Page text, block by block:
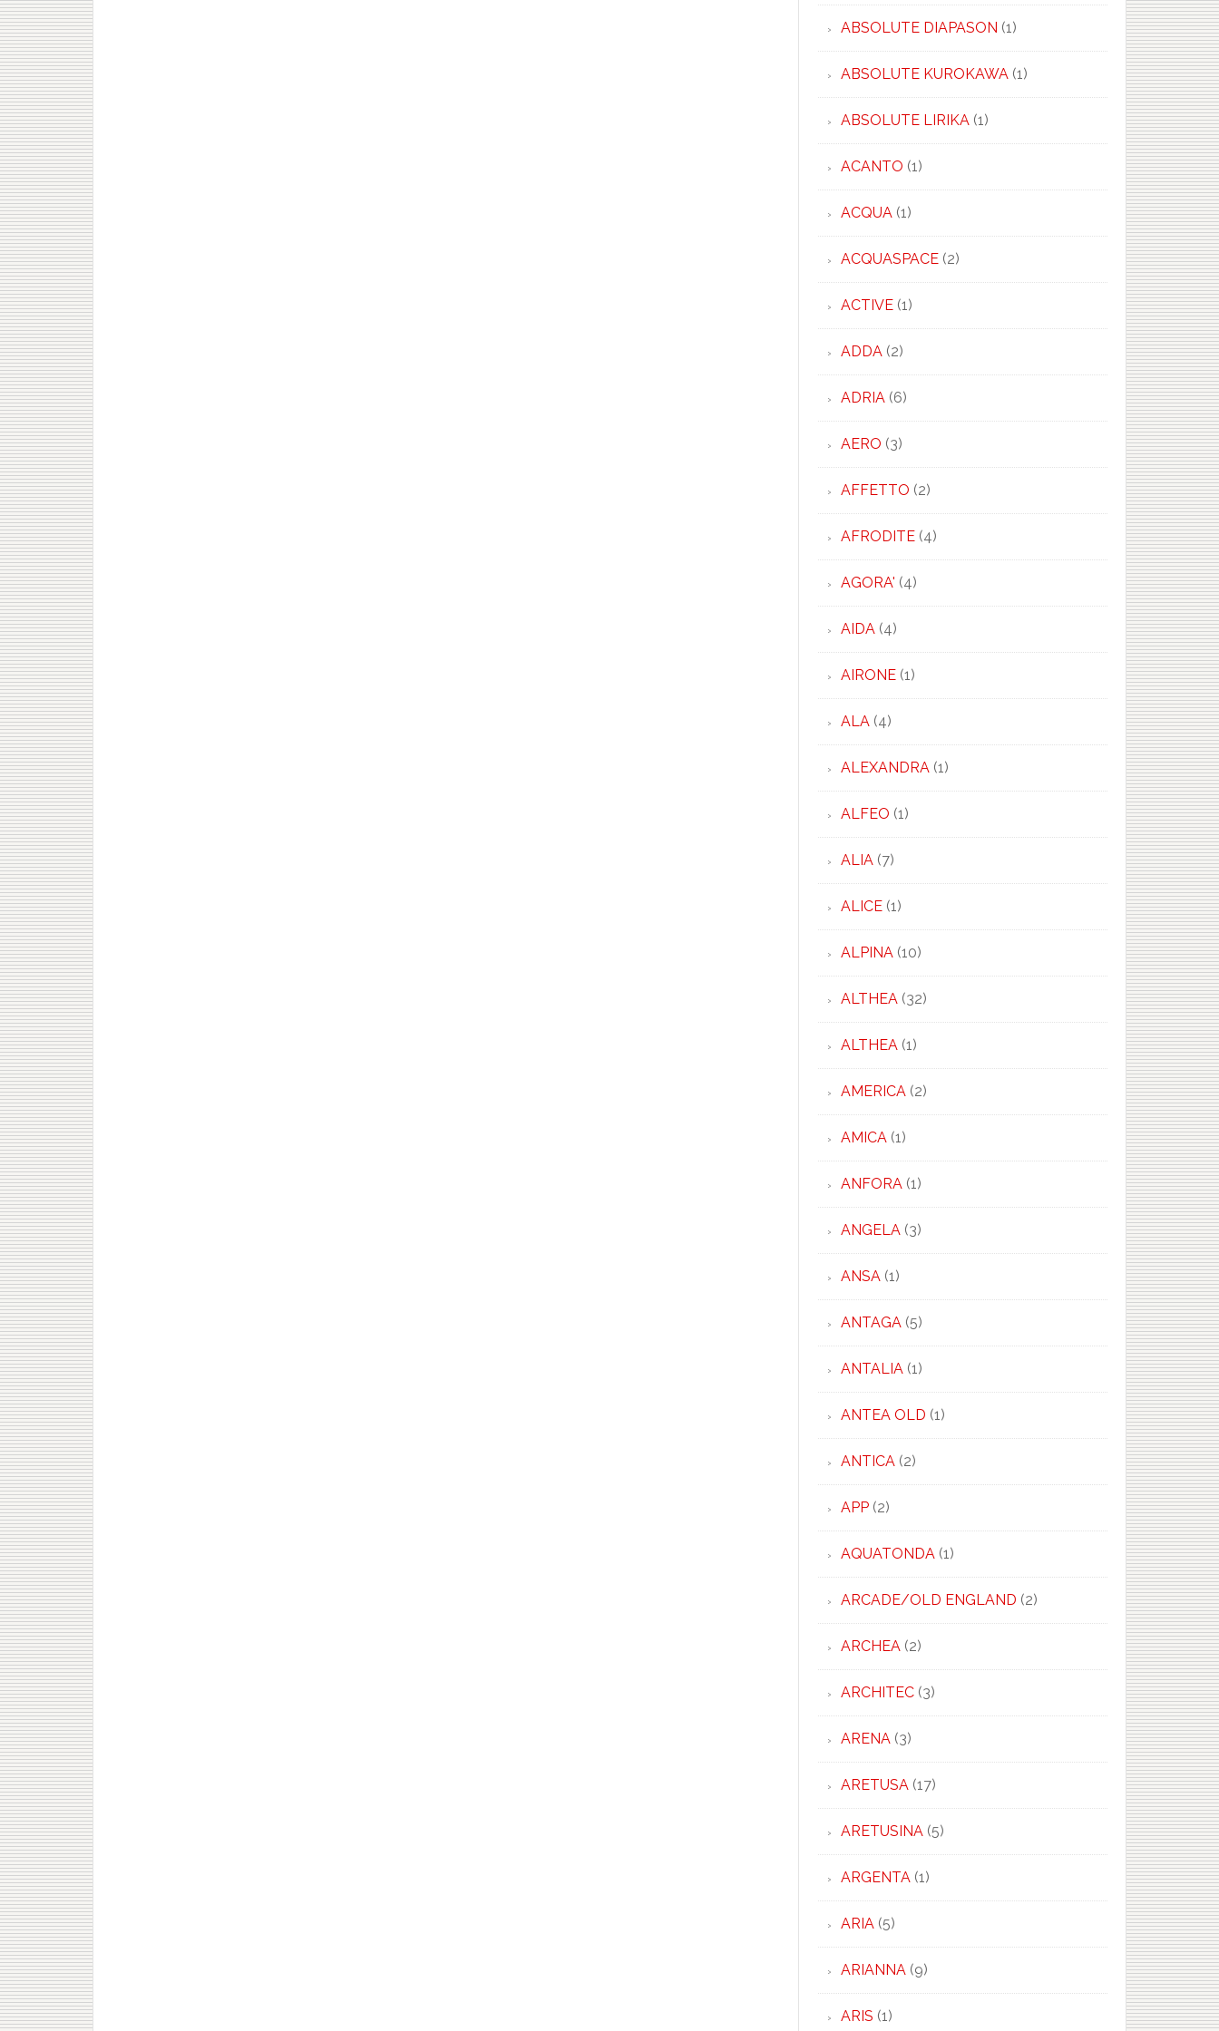
ABSOLUTE DIAPASON(1)
ABSOLUTE KUROKAWA(1)
ABSOLUTE LIRIKA(1)
ACANTO(1)
ACQUA(1)
ACQUASPACE(2)
ACTIVE(1)
ADDA(2)
ADRIA(6)
AERO(3)
AFFETTO(2)
AFRODITE(4)
AGORA'(4)
AIDA(4)
AIRONE(1)
ALA(4)
ALEXANDRA(1)
ALFEO(1)
ALIA(7)
ALICE(1)
ALPINA(10)
ALTHEA(32)
ALTHEA(1)
AMERICA(2)
AMICA(1)
ANFORA(1)
ANGELA(3)
ANSA(1)
ANTAGA(5)
ANTALIA(1)
ANTEA OLD(1)
ANTICA(2)
APP(2)
AQUATONDA(1)
ARCADE/OLD ENGLAND(2)
ARCHEA(2)
ARCHITEC(3)
ARENA(3)
ARETUSA(17)
ARETUSINA(5)
ARGENTA(1)
ARIA(5)
ARIANNA(9)
ARIS(1)
×